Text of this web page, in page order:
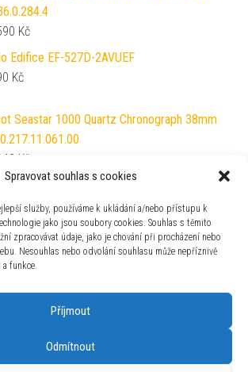
Spravovat souhlas s cookies
služby, používáme k ukládání a/nebo přístupu k
jako jsou soubory cookies. Souhlas s těmito
zpracovávat údaje, jako je chování při procházení nebo
Nesouhlas nebo odvolání souhlasu může nepříznivě
funkce.
Příjmout
Odmítnout
Kč
Edifice EF-527D-2AVUEF
Kč
Seastar 1000 Quartz Chronograph 38mm
Kč
Wolf British Racing Green 792441
125Kč
AMS Design Quartz 9539
Kč